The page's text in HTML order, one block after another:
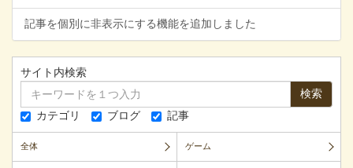
記事を個別に非表示にする機能を追加しました
サイト内検索
検索
カテゴリ
ブログ 記事
全体 ゲーム